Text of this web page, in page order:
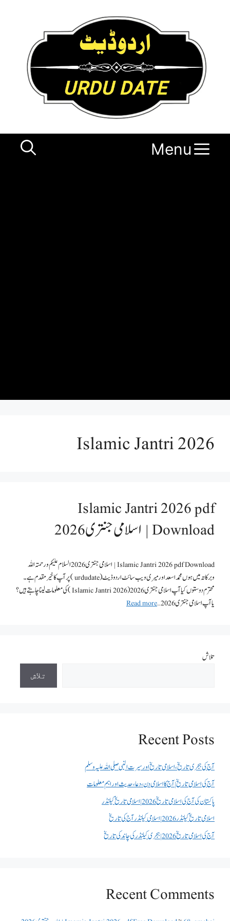
Menu
Islamic Jantri 2026
Islamic Jantri 2026 pdf
Download | اسلامی جنتری 2026
Islamic Jantri 2026 pdf Download | اسلامی جنتری 2026 السلام علیکم ورحمتہ اللہ
وبرکاتہ میں ہوں محمد اسعد اور میری ویب سائٹ اردو ڈیٹ ( urdudate ) پر آپ کا خیر مقدم ہے۔
محترم دوستوں کیا آپ اسلامی جنتری 2026 ( Islamic Jantri 2026 ) کی معلومات لینا چاہتے ہیں؟
یا آپ اسلامی جنتری 2026 …
Read more
تلاش
تلاش
Recent Posts
آج کی ہجری تاریخ، اسلامی تاریخ اور سیرت النبی صلی اللہ علیہ وسلم
آج کی اسلامی تاریخ | آج کا اسلامی دن، دعا، حدیث اور اہم معلومات
پاکستان کی آج کی اسلامی تاریخ 2026 | اسلامی تاریخ کیلنڈر
اسلامی تاریخ کیلنڈر 2026 | اسلامی کیلنڈر آج کی تاریخ
آج کی اسلامی تاریخ 2026 | ہجری کیلنڈر کی چاند کی تاریخ
Recent Comments